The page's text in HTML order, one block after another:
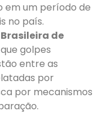
em um período de
no país.
de
golpes
entre as
por
por mecanismos